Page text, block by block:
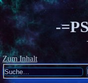
-
Zum Inhalt